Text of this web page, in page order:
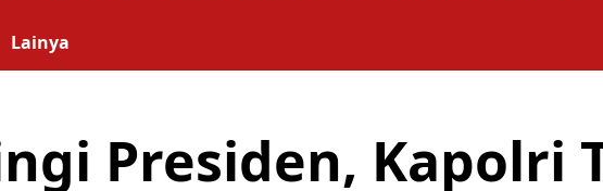
Lainya
Presiden, Kapolri